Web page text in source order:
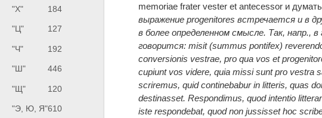
"Х" 184
"Ц" 127
"Ч" 192
"Ш" 446
"Щ" 120
"Э, Ю, Я"610
memoriae frater vester et antecessor и
выражение progenitores встречается и в
в более определенном смысле. Так, напр.,
говорится: misit (summus pontifex)
conversionis vestrae, pro qua vos et
cupiunt vos videre, quia missi sunt pro vestra
scriremus, quid continebabur in litteris, quas
destinasset. Respondimus, quod intentio
iste respondebat, quod non jussisset hoc